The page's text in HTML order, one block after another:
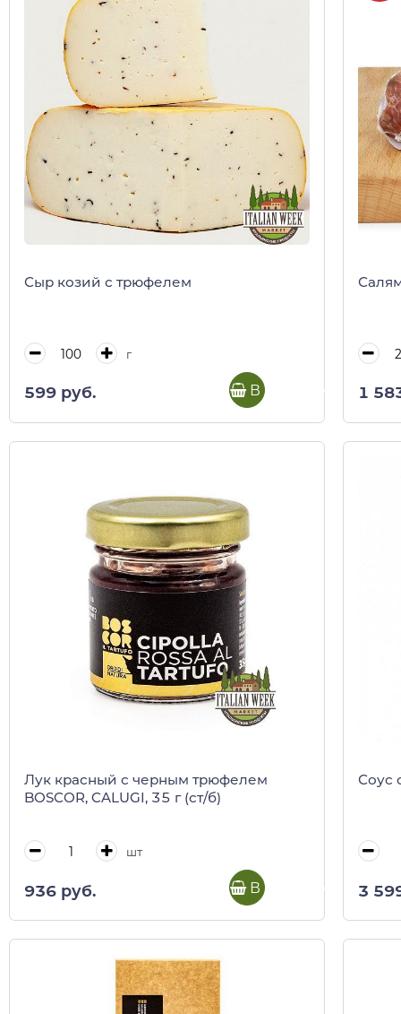
Сыр козий с трюфелем
г
599 руб. В корзину 1
Лук красный с черным трюфелем
BOSCOR, CALUGI, 35 г (ст/б)
шт
936 руб. В корзину
Соус
3